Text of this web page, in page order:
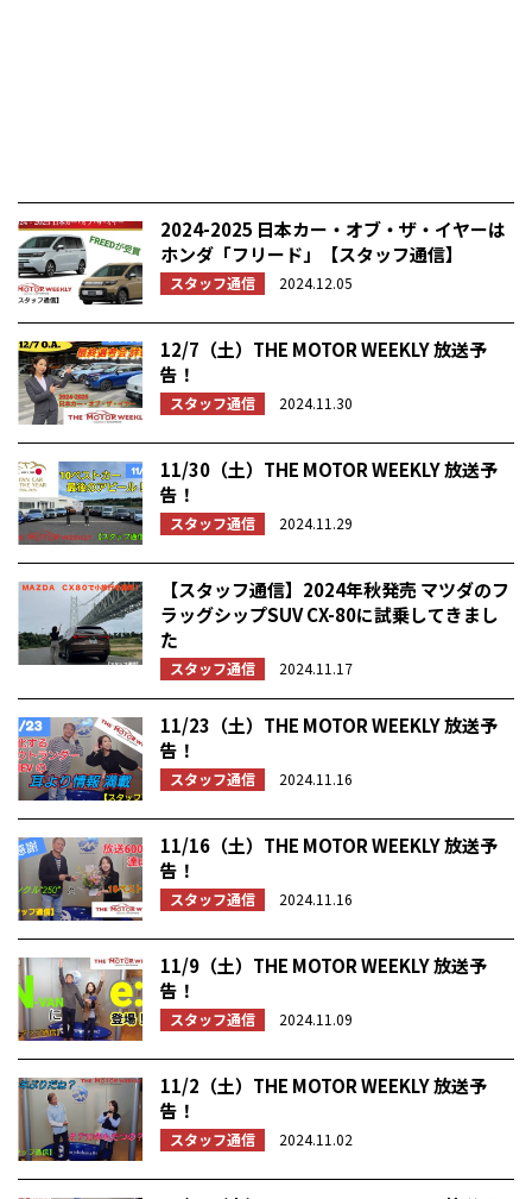
2024-2025 日本カー・オブ・ザ・イヤーは
ホンダ「フリード」【スタッフ通信】
スタッフ通信 2024.12.05
12/7（土）THE MOTOR WEEKLY 放送予
告！
スタッフ通信 2024.11.30
11/30（土）THE MOTOR WEEKLY 放送予
告！
スタッフ通信 2024.11.29
【スタッフ通信】2024年秋発売 マツダのフ
ラッグシップSUV CX-80に試乗してきまし
た
スタッフ通信 2024.11.17
11/23（土）THE MOTOR WEEKLY 放送予
告！
スタッフ通信 2024.11.16
11/16（土）THE MOTOR WEEKLY 放送予
告！
スタッフ通信 2024.11.16
11/9（土）THE MOTOR WEEKLY 放送予
告！
スタッフ通信 2024.11.09
11/2（土）THE MOTOR WEEKLY 放送予
告！
スタッフ通信 2024.11.02